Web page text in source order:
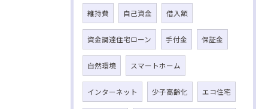
維持費 自己資金 借入額
資金調達住宅ローン 手付金 保証金
自然環境 スマートホーム
インターネット 少子高齢化 エコ住宅